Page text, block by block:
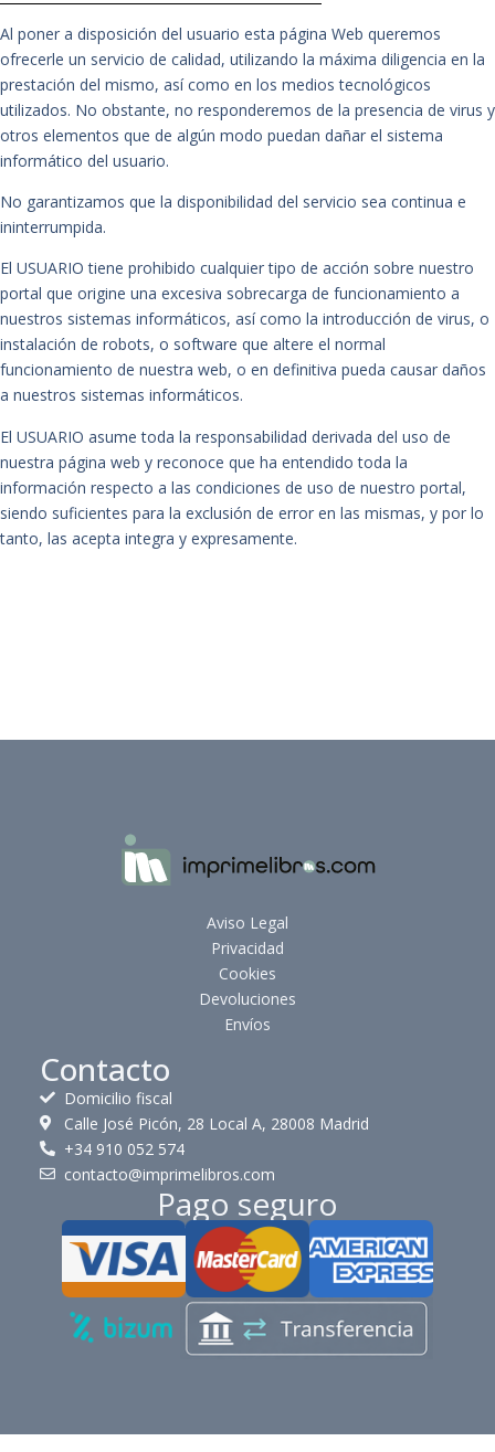
Al poner a disposición del usuario esta página Web queremos
ofrecerle un servicio de calidad, utilizando la máxima diligencia en la
prestación del mismo, así como en los medios tecnológicos
utilizados. No obstante, no responderemos de la presencia de virus y
otros elementos que de algún modo puedan dañar el sistema
informático del usuario.
No garantizamos que la disponibilidad del servicio sea continua e
ininterrumpida.
El USUARIO tiene prohibido cualquier tipo de acción sobre nuestro
portal que origine una excesiva sobrecarga de funcionamiento a
nuestros sistemas informáticos, así como la introducción de virus, o
instalación de robots, o software que altere el normal
funcionamiento de nuestra web, o en definitiva pueda causar daños
a nuestros sistemas informáticos.
El USUARIO asume toda la responsabilidad derivada del uso de
nuestra página web y reconoce que ha entendido toda la
información respecto a las condiciones de uso de nuestro portal,
siendo suficientes para la exclusión de error en las mismas, y por lo
tanto, las acepta integra y expresamente.
Aviso Legal
Privacidad
Cookies
Devoluciones
Envíos
Contacto
Domicilio fiscal
Calle José Picón, 28 Local A, 28008 Madrid
+34 910 052 574
contacto@imprimelibros.com
Pago seguro